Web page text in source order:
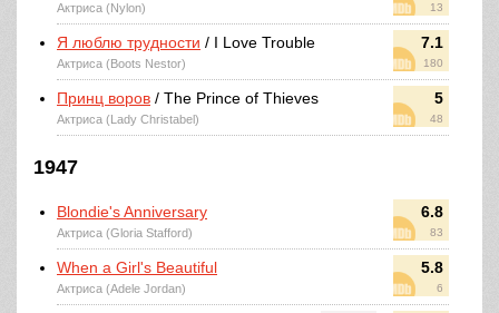
13
Актриса (Nylon)
7.1
180
Я люблю трудности / I Love Trouble
Актриса (Boots Nestor)
5
48
Принц воров / The Prince of Thieves
Актриса (Lady Christabel)
1947
6.8
83
Blondie's Anniversary
Актриса (Gloria Stafford)
5.8
6
When a Girl's Beautiful
Актриса (Adele Jordan)